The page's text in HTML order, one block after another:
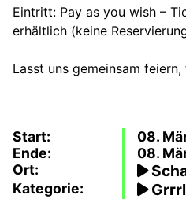
Eintritt: Pay as you wish –
erhältlich (keine
Lasst uns gemeinsam
Start:
08.
Ende:
08.
Ort:
Kategorie: